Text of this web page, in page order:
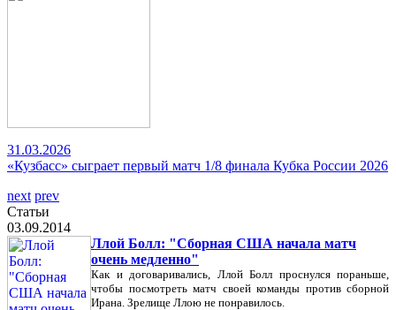
31.03.2026
«Кузбасс» сыграет первый матч 1/8 финала Кубка России 2026
next prev
Статьи
03.09.2014
Ллой Болл: "Сборная США начала матч
очень медленно"
Как и договаривались, Ллой Болл проснулся пораньше,
чтобы посмотреть матч своей команды против сборной
Ирана. Зрелище Ллою не понравилось.